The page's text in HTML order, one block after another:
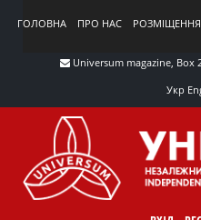
ГОЛОВНА ПРО НАС
Universum magazine, Box
Укр